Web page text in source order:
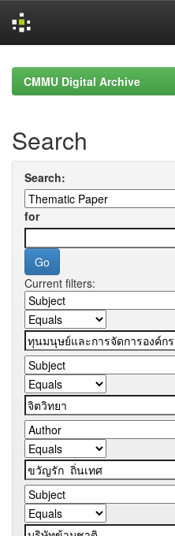
navigationCMMU Digital Archive
Search
Search:
for
Current filters: